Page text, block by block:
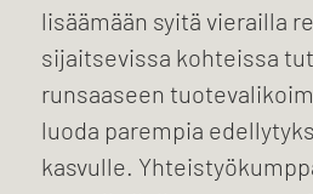
lisäämään syitä vierailla
sijaitsevissa kohteissa
runsaaseen
luoda parempia
kasvulle.